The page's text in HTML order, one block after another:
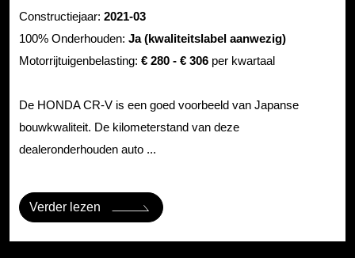
Constructiejaar: 2021-03
100% Onderhouden: Ja (kwaliteitslabel aanwezig)
Motorrijtuigenbelasting: € 280 - € 306 per kwartaal
De HONDA CR-V is een goed voorbeeld van Japanse
bouwkwaliteit. De kilometerstand van deze
dealeronderhouden auto ...
Verder lezen